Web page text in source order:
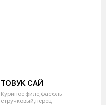
ТОВУК САЙ
Куриное филе,фасоль
стручковый,перец